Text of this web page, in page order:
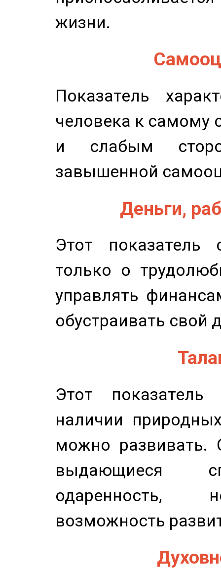
жизни.
Показатель
человека к самому
и слабым
завышенной
Деньги,
Этот показатель
только о
управлять
обустраивать свой
Этот показатель
наличии
можно развивать.
выдающиеся
одаренность,
возможность